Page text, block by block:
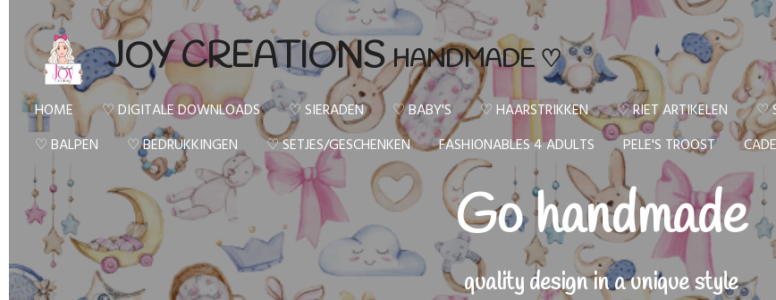
direct
de
hoofdinhoud
JOY CREATIONS HANDMADE ♡
HOME ♡ DIGITALE DOWNLOADS ♡ SIERADEN ♡ BABY'S ♡ HAARSTRIKKEN ♡ RIET ARTIKELEN ♡
♡ BALPEN
♡ BEDRUKKINGEN ♡ SETJES/GESCHENKEN FASHIONABLES 4 ADULTS PELE'S TROOST
Go handmade
quality design in a unique style